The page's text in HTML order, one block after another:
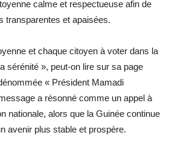
calme et respectueuse afin de
transparentes et apaisées.
et chaque citoyen à voter dans la
sérénité », peut-on lire sur sa page
« Président Mamadi
a résonné comme un appel à
nationale, alors que la Guinée continue
avenir plus stable et prospère.